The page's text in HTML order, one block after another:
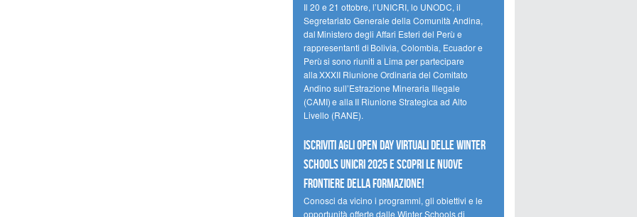
Il 20 e 21 ottobre, l’UNICRI, lo UNODC, il
Segretariato Generale della Comunità Andina,
dal Ministero degli Affari Esteri del Perù e
rappresentanti di Bolivia, Colombia, Ecuador e
Perù si sono riuniti a Lima per partecipare
alla XXXII Riunione Ordinaria del Comitato
Andino sull’Estrazione Mineraria Illegale
(CAMI) e alla II Riunione Strategica ad Alto
Livello (RANE).
Iscriviti agli Open Day Virtuali delle Winter
Schools UNICRI 2025 e scopri le nuove
frontiere della formazione!
Conosci da vicino i programmi, gli obiettivi e le
opportunità offerte dalle Winter Schools di